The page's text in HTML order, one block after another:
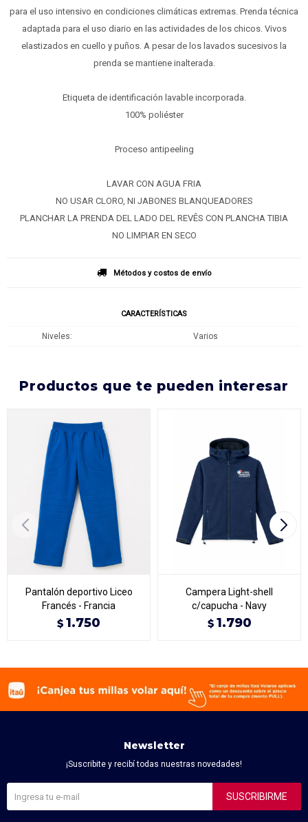
para el uso intensivo en condiciones climáticas extremas. Prenda técnica
adaptada para el uso diario en las actividades de los chicos. Vivos
elastizados en cuello y puños. A pesar de los lavados sucesivos la
prenda se mantiene inalterada.
Etiqueta de identificación lavable incorporada.
100% poliéster
Proceso antipeeling
LAVAR CON AGUA FRIA
NO USAR CLORO, NI JABONES BLANQUEADORES
PLANCHAR LA PRENDA DEL LADO DEL REVÊS CON PLANCHA TIBIA
NO LIMPIAR EN SECO
Métodos y costos de envío
CARACTERÍSTICAS
Niveles Varios
productos que te pueden interesar
Pantalón deportivo Liceo
Francés - Francia
$ 1.750
Campera Light-shell
c/capucha - Navy
$ 1.790
Newsletter
¡Suscribite y recibí todas nuestras novedades!
SUSCRIBIRME